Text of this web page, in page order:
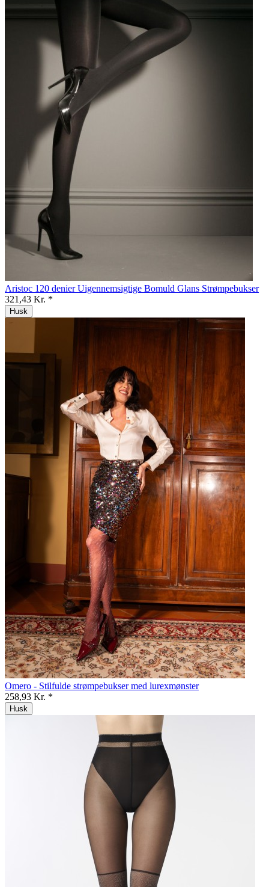
Aristoc 120 denier Uigennemsigtige Bomuld Glans Strømpebukser
321,43 Kr. *
Husk
Omero - Stilfulde strømpebukser med lurexmønster
258,93 Kr. *
Husk